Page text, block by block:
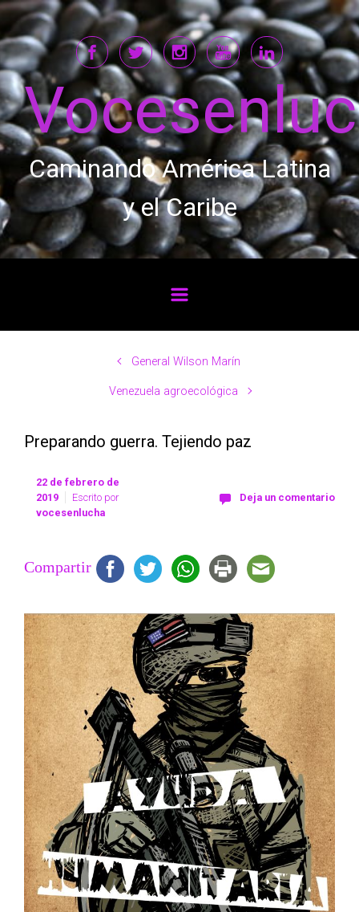
Saltar al contenido principal
Caminando América Latina
y el Caribe
General Wilson Marín
Venezuela agroecológica
Preparando guerra. Tejiendo paz
22 de febrero de
2019
Escrito por
vocesenlucha
Deja un comentario
Compartir